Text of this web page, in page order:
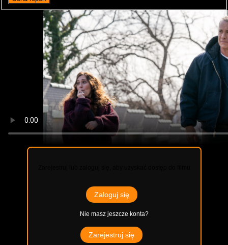
Zaloguj się
Nie masz jeszcze konta?
Zarejestruj się